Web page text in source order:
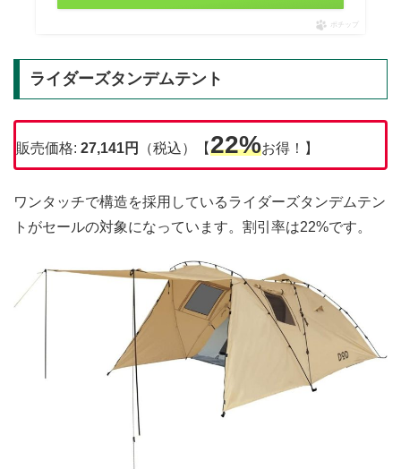
ポチップ
ライダーズタンデムテント
販売価格: 27,141円 （税込）【22%お得！】
ワンタッチで構造を採用しているライダーズタンデムテン
トがセールの対象になっています。割引率は22%です。